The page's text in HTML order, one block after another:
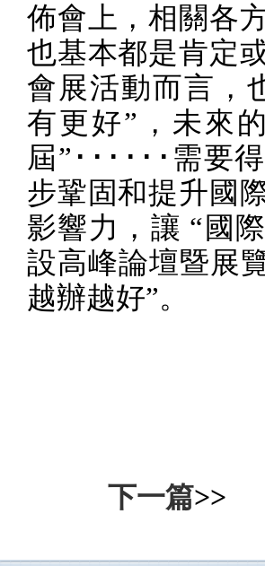
佈會上，相關各
也基本都是肯定
會展活動而言，
有更好”，未來
屆”･･････需要
步鞏固和提升國
影響力，讓 “ 國
設高峰論壇暨展
越辦越好”。
下一篇>>